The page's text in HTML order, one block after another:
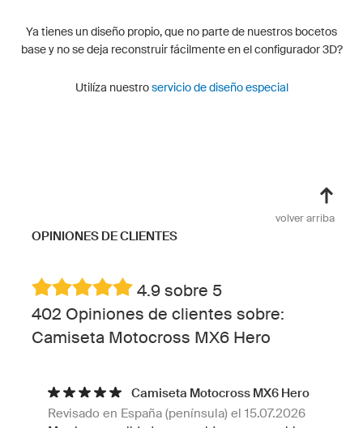
Ya tienes un diseño propio, que no parte de nuestros bocetos
base y no se deja reconstruir fácilmente en el configurador 3D?
Utilíza nuestroservicio de diseño especial
volver arriba
OPINIONES DE CLIENTES
4.9 sobre 5
402 Opiniones de clientes sobre:
Camiseta Motocross MX6 Hero
Camiseta Motocross MX6 Hero
Revisado en España (península) el 15.07.2026